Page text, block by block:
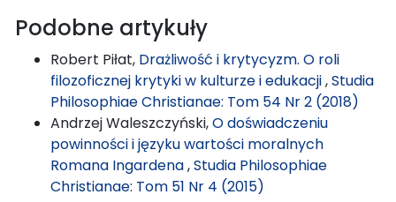
Podobne artykuły
Robert Piłat, Drażliwość i krytycyzm. O roli
filozoficznej krytyki w kulturze i edukacji,Studia
Philosophiae Christianae: Tom 54 Nr 2 (2018)
Andrzej Waleszczyński,O doświadczeniu
powinności i języku wartości moralnych
Romana Ingardena,Studia Philosophiae
Christianae: Tom 51 Nr 4 (2015)